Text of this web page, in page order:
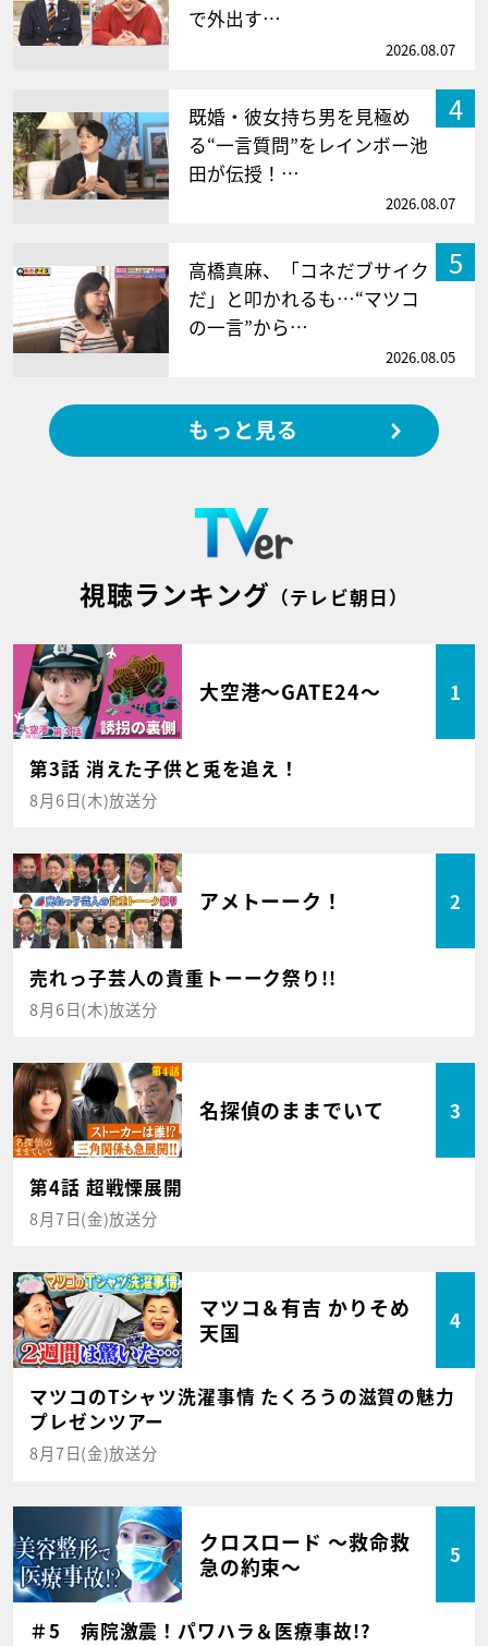
で外出す…
2026.08.07
4
既婚・彼女持ち男を見極め
る“一言質問”をレインボー池
田が伝授！…
2026.08.07
5
高橋真麻、「コネだブサイク
だ」と叩かれるも…“マツコ
の一言”から…
2026.08.05
もっと見る
視聴ランキング （テレビ朝日）
大空港～GATE24～ 1
第3話 消えた子供と兎を追え！
8月6日(木)放送分
アメトーーク！ 2
売れっ子芸人の貴重トーーク祭り!!
8月6日(木)放送分
名探偵のままでいて 3
第4話 超戦慄展開
8月7日(金)放送分
マツコ＆有吉 かりそめ
天国
4
マツコのTシャツ洗濯事情 たくろうの滋賀の魅力
プレゼンツアー
8月7日(金)放送分
クロスロード ～救命救
急の約束～
5
＃5 病院激震！パワハラ＆医療事故!?